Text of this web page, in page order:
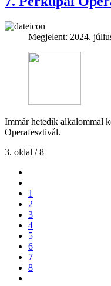
Megjelent: 2024.
Immár hetedik alkalommal
Operafesztivál.
3. oldal / 8
1
2
3
4
5
6
7
8